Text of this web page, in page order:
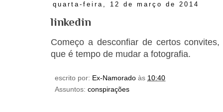
quarta-feira, 12 de março de 2014
linkedin
Começo a desconfiar de certos
que é tempo de mudar a fotografia.
escrito por: Ex-Namorado às 10:40
Assuntos: conspirações